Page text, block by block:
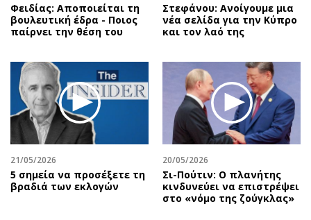
Φειδίας: Αποποιείται τη
βουλευτική έδρα - Ποιος
παίρνει την θέση του
Στεφάνου: Ανοίγουμε μια
νέα σελίδα για την Κύπρο
και τον λαό της
21/05/2026
5 σημεία να προσέξετε τη
βραδιά των εκλογών
20/05/2026
Σι-Πούτιν: Ο πλανήτης
κινδυνεύει να επιστρέψει
στο «νόμο της ζούγκλας»